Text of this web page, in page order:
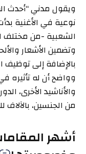
ويقول مدني “أحدث
نوعية في الأغنية
الشعبية -من مختلف
وتضمين الأشعار
بالإضافة إلى
وواضح أن له تأثيره
والأناشيد الأخرى،
من الجنسين، بالآلاف
أشهر